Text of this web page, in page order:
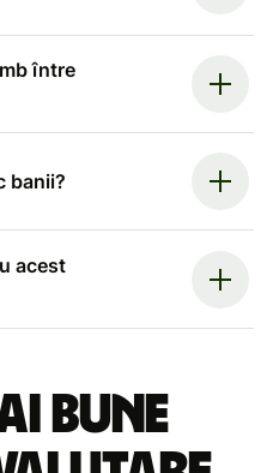
între
banii?
acest
bune